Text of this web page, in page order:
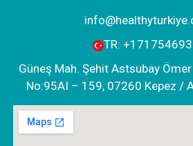
TR:
Güneş Mah. Şehit Astsubay
No:95AI – 159, 07260 Kepez /